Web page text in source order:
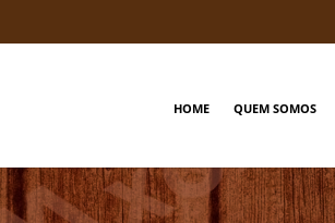
HOME QUEM SOMOS